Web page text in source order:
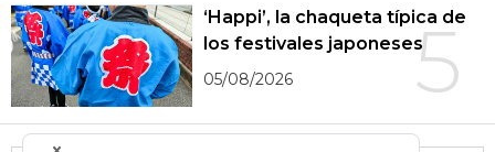
5
‘Happi’, la chaqueta típica de
los festivales japoneses
05/08/2026